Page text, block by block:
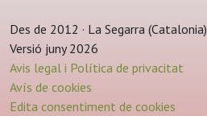
Des de 2012 · La Segarra (Catalonia)
Versió juny 2026
Avis legal i Política de privacitat
Avís de cookies
Edita consentiment de cookies